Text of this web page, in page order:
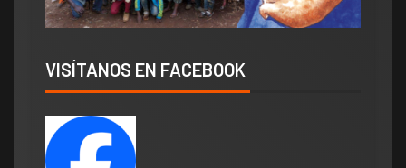
VISÍTANOS EN FACEBOOK